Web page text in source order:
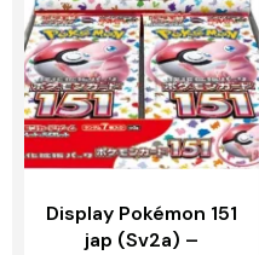
Display Pokémon 151
jap (Sv2a) –